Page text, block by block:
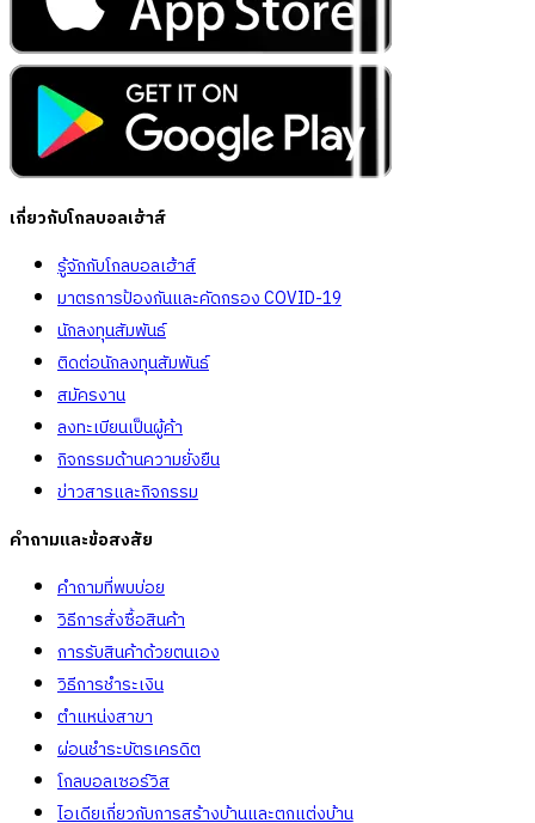
เกี่ยวกับโกลบอลเฮ้าส์
รู้จักกับโกลบอลเฮ้าส์
มาตรการป้องกันและคัดกรอง COVID-19
นักลงทุนสัมพันธ์
ติดต่อนักลงทุนสัมพันธ์
สมัครงาน
ลงทะเบียนเป็นผู้ค้า
กิจกรรมด้านความยั่งยืน
ข่าวสารและกิจกรรม
คำถามและข้อสงสัย
คำถามที่พบบ่อย
วิธีการสั่งซื้อสินค้า
การรับสินค้าด้วยตนเอง
วิธีการชำระเงิน
ตำแหน่งสาขา
ผ่อนชำระบัตรเครดิต
โกลบอลเซอร์วิส
ไอเดียเกี่ยวกับการสร้างบ้านและตกแต่งบ้าน